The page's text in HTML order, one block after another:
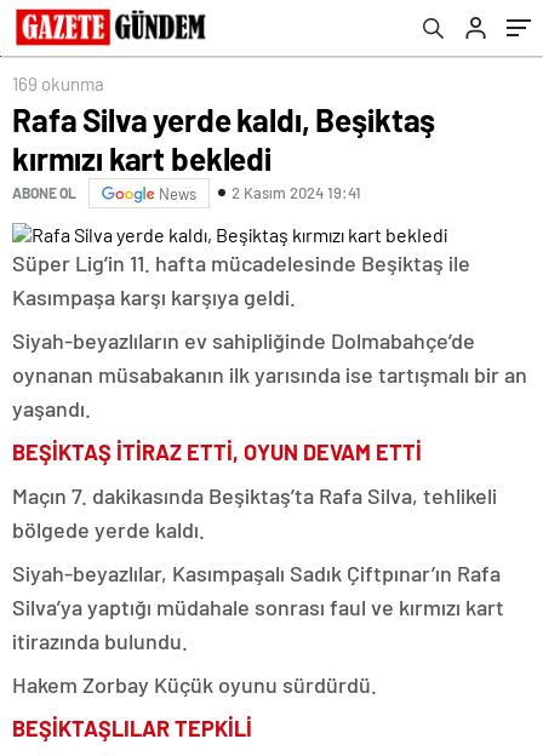
169 okunma
Rafa Silva yerde kaldı, Beşiktaş
kırmızı kart bekledi
ABONE OL News 2 Kasım 2024 19:41
Süper Lig’in 11. hafta mücadelesinde Beşiktaş ile
Kasımpaşa karşı karşıya geldi.
Siyah-beyazlıların ev sahipliğinde Dolmabahçe’de
oynanan müsabakanın ilk yarısında ise tartışmalı bir an
yaşandı.
BEŞİKTAŞ İTİRAZ ETTİ, OYUN DEVAM ETTİ
Maçın 7. dakikasında Beşiktaş’ta Rafa Silva, tehlikeli
bölgede yerde kaldı.
Siyah-beyazlılar, Kasımpaşalı Sadık Çiftpınar’ın Rafa
Silva’ya yaptığı müdahale sonrası faul ve kırmızı kart
itirazında bulundu.
Hakem Zorbay Küçük oyunu sürdürdü.
BEŞİKTAŞLILAR TEPKİLİ